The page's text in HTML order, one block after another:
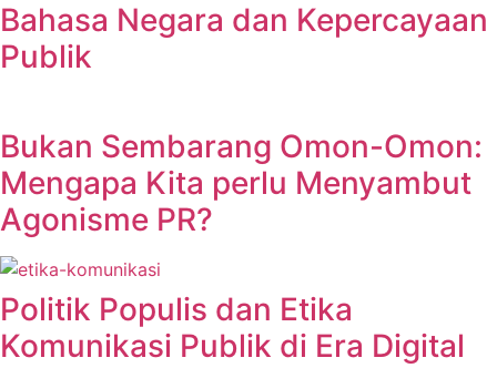
Bahasa Negara dan Kepercayaan
Publik
Bukan Sembarang Omon-Omon:
Mengapa Kita perlu Menyambut
Agonisme PR?
Politik Populis dan Etika
Komunikasi Publik di Era Digital